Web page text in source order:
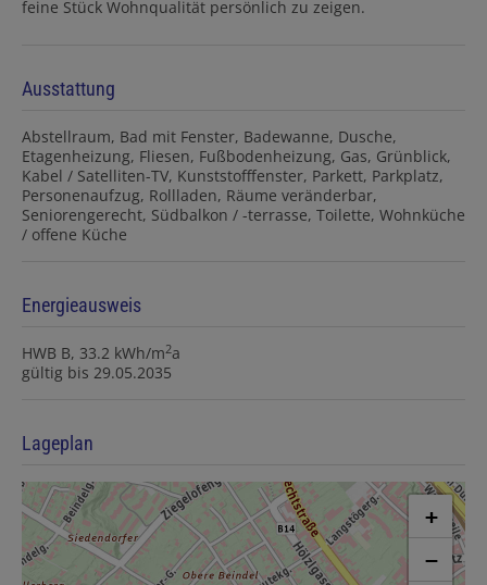
feine Stück Wohnqualität persönlich zu zeigen.
Ausstattung
Abstellraum Bad mit Fenster Badewanne Dusche
Etagenheizung Fliesen Fußbodenheizung Gas Grünblick
Kabel / Satelliten-TV Kunststofffenster Parkett Parkplatz
Personenaufzug Rollladen Räume veränderbar
Seniorengerecht Südbalkon / -terrasse Toilette Wohnküche
/ offene Küche
Energieausweis
HWB B, 33.2 kWh/m2a
gültig bis 29.05.2035
Lageplan
+
−